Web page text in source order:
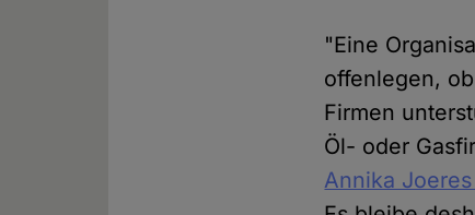
"Eine
offenlegen,
Firmen
Öl- oder
Annika